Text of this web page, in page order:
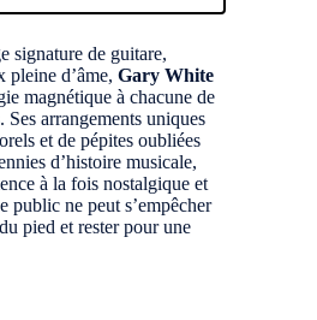
signature de guitare,
pleine d’âme,Gary White
magnétique à chacune de
Ses arrangements uniques
et de pépites oubliées
d’histoire musicale,
à la fois nostalgique et
public ne peut s’empêcher
pied et rester pour une